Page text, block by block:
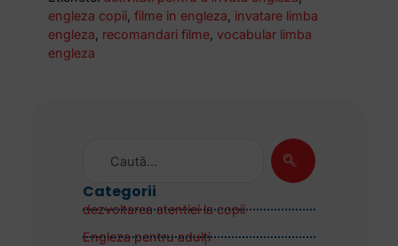
engleza copii,filme in engleza, invatare limba
engleza, recomandari filme,vocabular limba
engleza
Categorii
dezvoltarea atentiei la copii
Engleza pentru adulţi